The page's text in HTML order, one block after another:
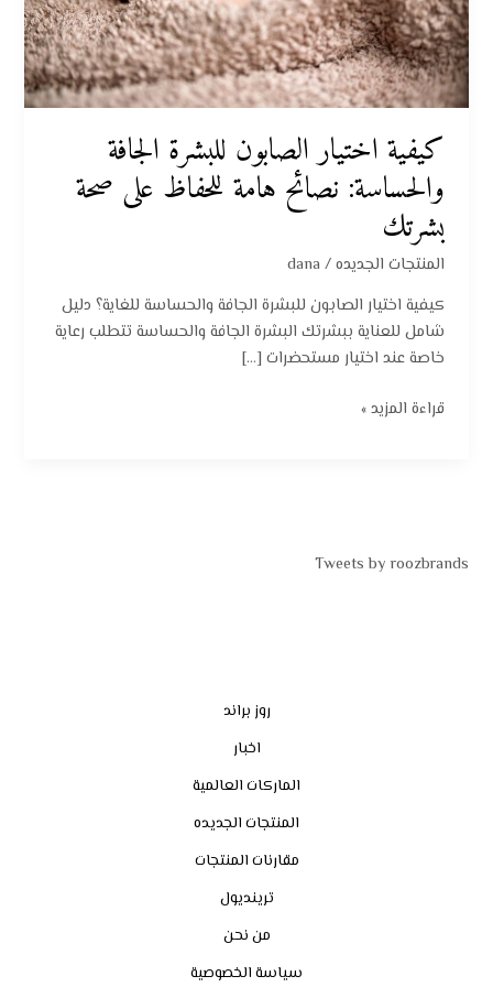
كيفية اختيار الصابون للبشرة الجافة
والحساسة: نصائح هامة للحفاظ على صحة
بشرتك
المنتجات الجديده/
dana
كيفية اختيار الصابون للبشرة الجافة والحساسة للغاية؟ دليل
شامل للعناية ببشرتك البشرة الجافة والحساسة تتطلب رعاية
خاصة عند اختيار مستحضرات […]
هامة
للحفاظ
على
صحة
بشرتك
قراءة المزيد »
Tweets by roozbrands
روز براند
اخبار
الماركات العالمية
المنتجات الجديده
مقارنات المنتجات
ترينديول
من نحن
سياسة الخصوصية